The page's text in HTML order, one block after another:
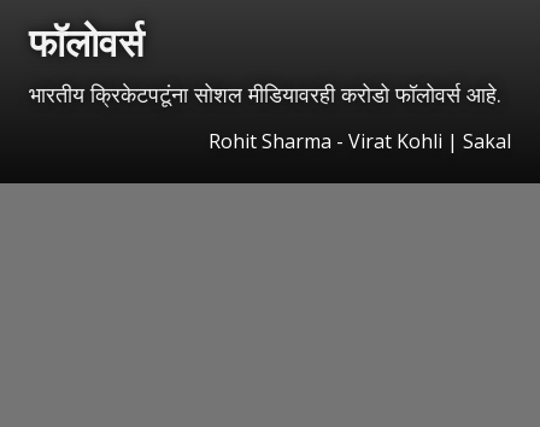
फॉलोवर्स
भारतीय क्रिकेटपटूंना सोशल मीडियावरही करोडो फॉलोवर्स आहे.
Rohit Sharma - Virat Kohli | Sakal